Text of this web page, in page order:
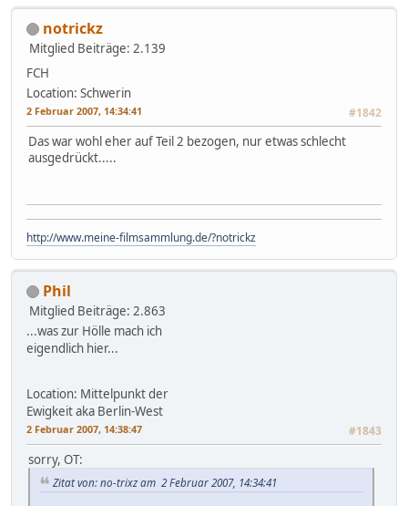
notrickz
Mitglied Beiträge: 2.139
FCH
Location: Schwerin
2 Februar 2007, 14:34:41 #1842
Das war wohl eher auf Teil 2 bezogen, nur etwas schlecht
ausgedrückt.....
http://www.meine-filmsammlung.de/?notrickz
Phil
Mitglied Beiträge: 2.863
...was zur Hölle mach ich
eigendlich hier...
Location: Mittelpunkt der
Ewigkeit aka Berlin-West
2 Februar 2007, 14:38:47 #1843
sorry, OT:
Zitat von: no-trixz am 2 Februar 2007, 14:34:41